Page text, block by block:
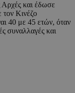
και έδωσε
τον Κινέζο
40 με 45 ετών, όταν
συναλλαγές και